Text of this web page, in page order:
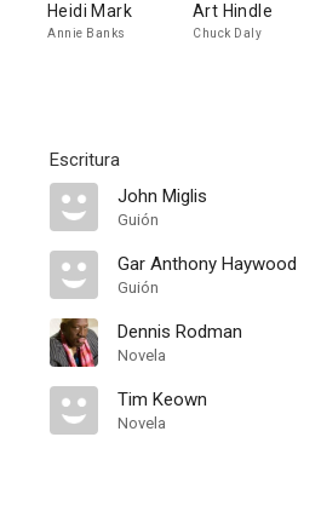
Heidi Mark
Annie Banks
Art Hindle
Chuck Daly
Escritura
John Miglis
Guión
Gar Anthony Haywood
Guión
Dennis Rodman
Novela
Tim Keown
Novela